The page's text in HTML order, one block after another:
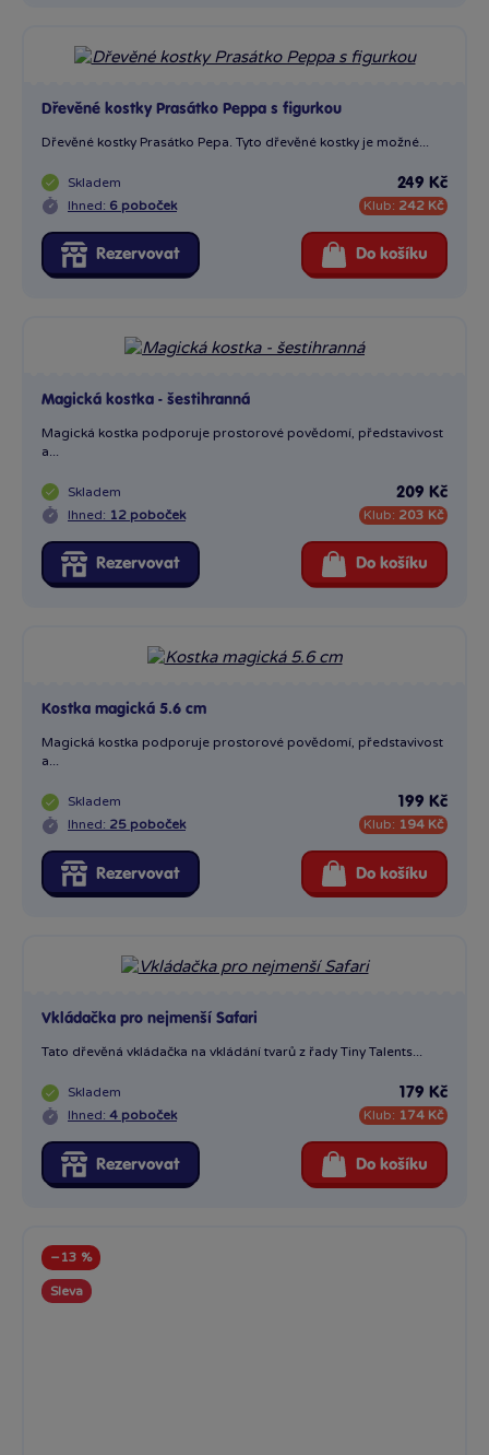
Dřevěné kostky Prasátko Peppa s figurkou
Dřevěné kostky Prasátko Pepa. Tyto dřevěné kostky je možné...
Skladem
Ihned: 6 poboček
249 Kč
Klub: 242 Kč
Rezervovat Do košíku
Magická kostka - šestihranná
Magická kostka podporuje prostorové povědomí, představivost
a...
Skladem
Ihned: 12 poboček
209 Kč
Klub: 203 Kč
Rezervovat Do košíku
Kostka magická 5.6 cm
Magická kostka podporuje prostorové povědomí, představivost
a...
Skladem
Ihned: 25 poboček
199 Kč
Klub: 194 Kč
Rezervovat Do košíku
Vkládačka pro nejmenší Safari
Tato dřevěná vkládačka na vkládání tvarů z řady Tiny Talents...
Skladem
Ihned: 4 poboček
179 Kč
Klub: 174 Kč
Rezervovat Do košíku
−13 %
Sleva